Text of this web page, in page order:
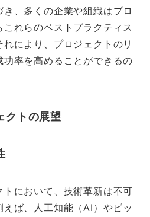
、多くの企業や組織はプロ
れらのベストプラクティス
により、プロジェクトのリ
率を高めることができるの
クトの展望
において、技術革新は不可
ば、人工知能（AI）やビッ